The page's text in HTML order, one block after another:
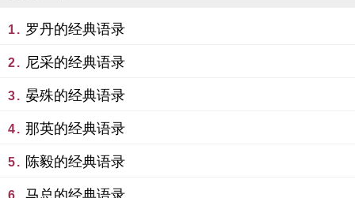
1. 罗丹的经典语录
2. 尼采的经典语录
3. 晏殊的经典语录
4. 那英的经典语录
5. 陈毅的经典语录
6. 马总的经典语录